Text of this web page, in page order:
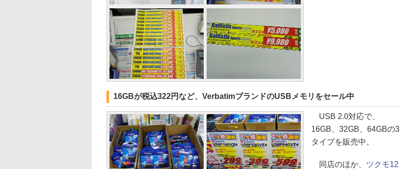
16GBが税込322円など、VerbatimブランドのUSBメモリをセール中
USB 2.0対応で、
16GB、32GB、64GBの3
タイプを販売中。
同店のほか、 ツクモ12